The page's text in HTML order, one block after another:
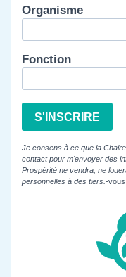
Organisme
Fonction
S'INSCRIRE
Je consens à ce que la
contact pour m'envoyer des
Prospérité ne vendra, ne
personnelles à des tiers. -vous